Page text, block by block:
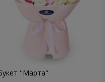
"Марта"